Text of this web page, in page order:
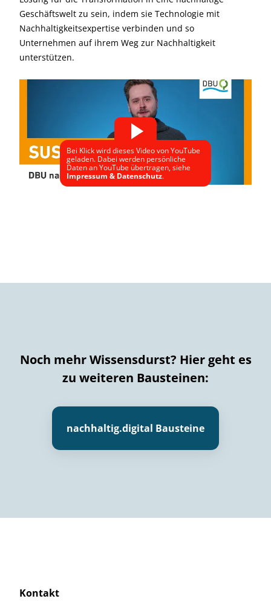
Geschäftswelt zu sein, indem sie Technologie mit
Nachhaltigkeitsexpertise verbinden und so
Unternehmen auf ihrem Weg zur Nachhaltigkeit
unterstützen.
Bei Klick wird dieses Video von YouTube
geladen. Dabei werden persönliche
Daten an YouTube übertragen, siehe
Impressum & Datenschutz.
Noch mehr Wissensdurst? Hier geht es
zu weiteren Bausteinen:
nachhaltig.digital Bausteine
Kontakt